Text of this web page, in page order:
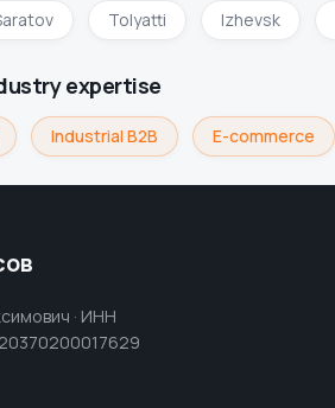
Tolyatti Izhevsk
expertise
Industrial B2B E-commerce
· ИНН